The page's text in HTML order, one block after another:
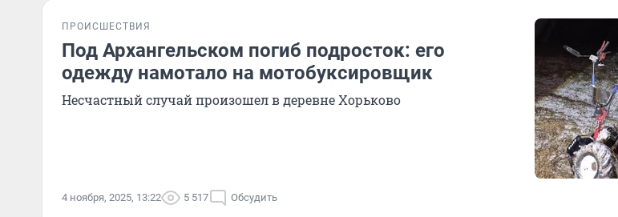
ПРОИСШЕСТВИЯ
Под Архангельском погиб подросток: его
одежду намотало на мотобуксировщик
Несчастный случай произошел в деревне Хорьково
4 ноября, 2025, 13:22 5 517 Обсудить